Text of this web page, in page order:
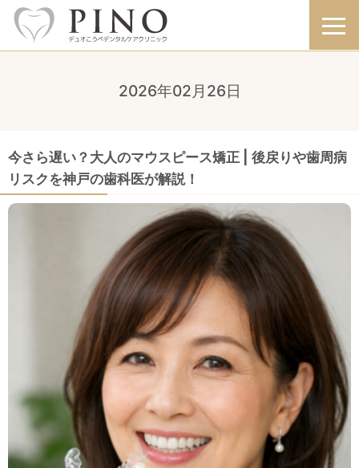
2026年02月26日
今さら遅い？大人のマウスピース矯正 | 後戻りや歯周病
リスクを神戸の歯科医が解説！